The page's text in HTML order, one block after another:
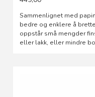
Sammenlignet med
bedre og enklere å
oppstår små mengder
eller lakk, eller mindre